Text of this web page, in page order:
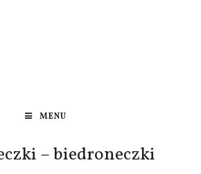
MENU
– biedroneczki